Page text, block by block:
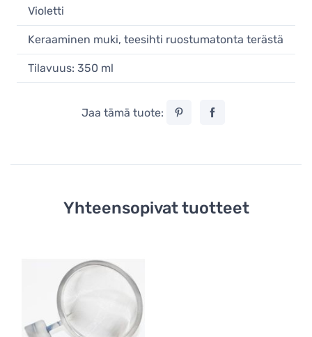
Violetti
Keraaminen muki, teesihti ruostumatonta terästä
Tilavuus: 350 ml
Jaa tämä tuote:
Yhteensopivat tuotteet